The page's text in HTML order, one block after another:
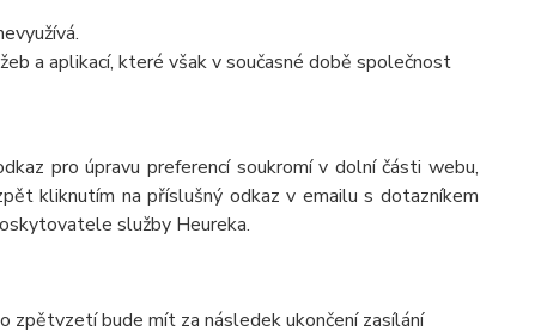
a aplikací, které však v současné době společnost
pro úpravu preferencí soukromí v dolní části webu,
kliknutím na příslušný odkaz v emailu s dotazníkem
služby Heureka.
zpětvzetí bude mít za následek ukončení zasílání